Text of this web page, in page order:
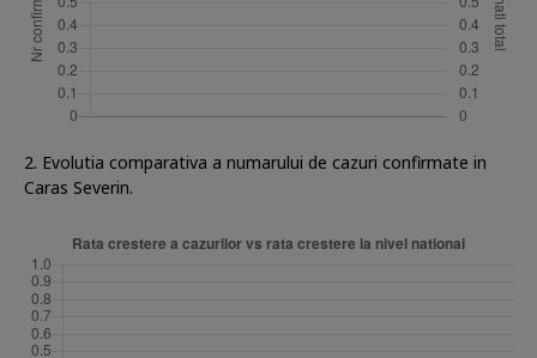
2. Evolutia comparativa a numarului de cazuri confirmate in
Caras Severin.